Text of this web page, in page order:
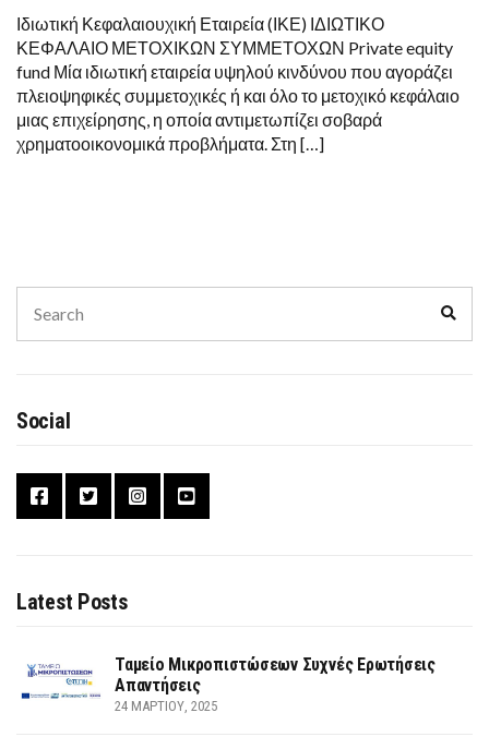
Ιδιωτική Κεφαλαιουχική Εταιρεία (ΙΚΕ) ΙΔΙΩΤΙΚΟ
ΚΕΦΑΛΑΙΟ ΜΕΤΟΧΙΚΩΝ ΣΥΜΜΕΤΟΧΩΝ Private equity
fund Μία ιδιωτική εταιρεία υψηλού κινδύνου που αγοράζει
πλειοψηφικές συμμετοχικές ή και όλο το μετοχικό κεφάλαιο
μιας επιχείρησης, η οποία αντιμετωπίζει σοβαρά
χρηματοοικονομικά προβλήματα. Στη […]
for:
Social
Latest Posts
Ταμείο Μικροπιστώσεων Συχνές Ερωτήσεις
Απαντήσεις
24 ΜΑΡΤΊΟΥ, 2025